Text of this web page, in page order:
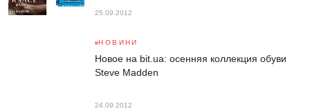
25.09.2012
НОВИНИ
Новое на bit.ua: осенняя коллекция обуви
Steve Madden
24.09.2012